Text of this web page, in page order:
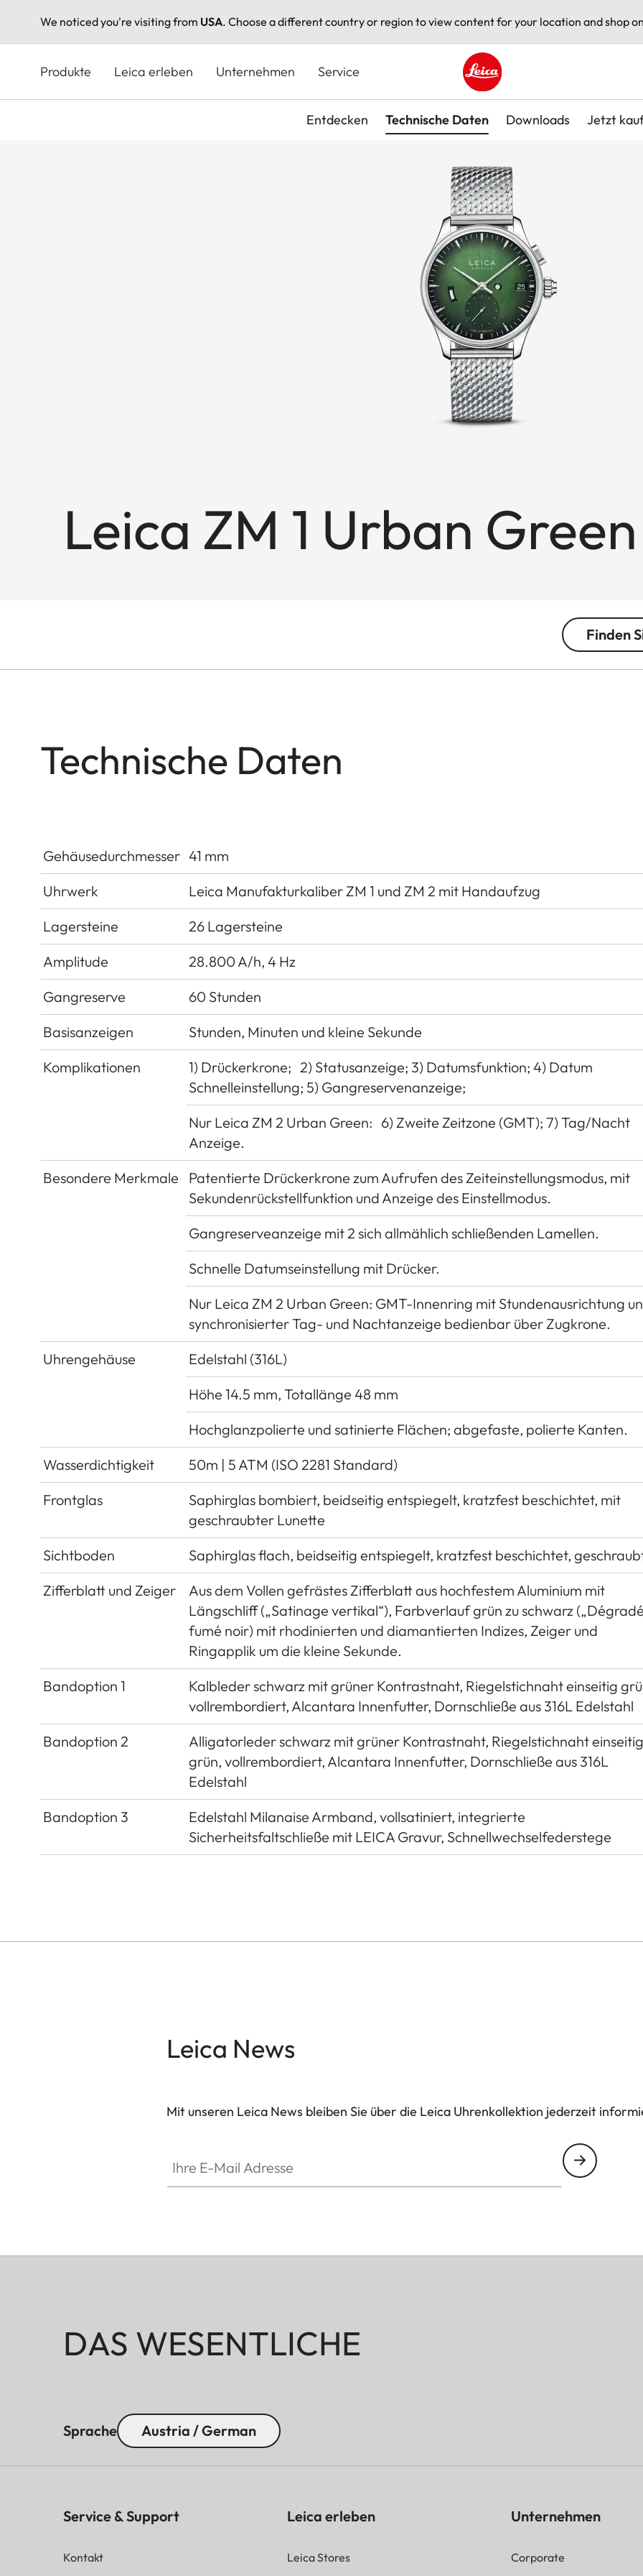
We noticed you're visiting from USA. Choose a different country or region to view content for your location and shop
Produkte Leica erleben Unternehmen Service
Leica logo - Home
Entdecken Technische Daten Downloads Jetzt
Leica ZM 1 Urban Green
Finden
Technische Daten
Gehäusedurchmesser 41 mm
Uhrwerk
Leica Manufakturkaliber ZM 1 und ZM 2 mit Handaufzug
Lagersteine
26 Lagersteine
Amplitude
28.800 A/h, 4 Hz
Gangreserve
60 Stunden
Basisanzeigen
Stunden, Minuten und kleine Sekunde
Komplikationen
1) Drückerkrone; 2) Statusanzeige; 3) Datumsfunktion; 4) Datum
Schnelleinstellung; 5) Gangreservenanzeige;
Nur Leica ZM 2 Urban Green: 6) Zweite Zeitzone (GMT); 7) Tag/Nacht
Anzeige.
Besondere Merkmale
Patentierte Drückerkrone zum Aufrufen des Zeiteinstellungsmodus, mit
Sekundenrückstellfunktion und Anzeige des Einstellmodus.
Gangreserveanzeige mit 2 sich allmählich schließenden Lamellen.
Schnelle Datumseinstellung mit Drücker.
Nur Leica ZM 2 Urban Green: GMT-Innenring mit Stundenausrichtung
synchronisierter Tag- und Nachtanzeige bedienbar über Zugkrone.
Uhrengehäuse
Edelstahl (316L)
Höhe 14.5 mm, Totallänge 48 mm
Hochglanzpolierte und satinierte Flächen; abgefaste, polierte Kanten.
Wasserdichtigkeit
50m | 5 ATM (ISO 2281 Standard)
Frontglas
Saphirglas bombiert, beidseitig entspiegelt, kratzfest beschichtet, mit
geschraubter Lunette
Sichtboden
Saphirglas flach, beidseitig entspiegelt, kratzfest beschichtet,
Zifferblatt und Zeiger
Aus dem Vollen gefrästes Zifferblatt aus hochfestem Aluminium mit
Längschliff („Satinage vertikal“), Farbverlauf grün zu schwarz
fumé noir) mit rhodinierten und diamantierten Indizes, Zeiger und
Ringapplik um die kleine Sekunde.
Bandoption 1
Kalbleder schwarz mit grüner Kontrastnaht, Riegelstichnaht einseitig
vollrembordiert, Alcantara Innenfutter, Dornschließe aus 316L Edelstahl
Bandoption 2
Alligatorleder schwarz mit grüner Kontrastnaht, Riegelstichnaht einseitig
grün, vollrembordiert, Alcantara Innenfutter, Dornschließe aus 316L
Edelstahl
Bandoption 3
Edelstahl Milanaise Armband, vollsatiniert, integrierte
Sicherheitsfaltschließe mit LEICA Gravur, Schnellwechselfederstege
Leica News
Mit unseren Leica News bleiben Sie über die Leica Uhrenkollektion jederzeit
DAS WESENTLICHE
Sprache Austria / German
Service & Support
Kontakt
Leica erleben
Leica Stores
Unternehmen
Corporate